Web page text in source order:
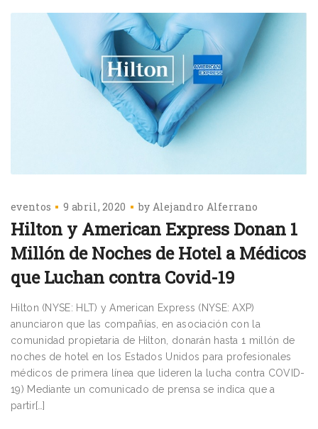
eventos 9 abril, 2020 by Alejandro Alferrano
Hilton y American Express Donan 1
Millón de Noches de Hotel a Médicos
que Luchan contra Covid-19
Hilton (NYSE: HLT) y American Express (NYSE: AXP)
anunciaron que las compañías, en asociación con la
comunidad propietaria de Hilton, donarán hasta 1 millón de
noches de hotel en los Estados Unidos para profesionales
médicos de primera línea que lideren la lucha contra COVID-
19) Mediante un comunicado de prensa se indica que a
partir[…]